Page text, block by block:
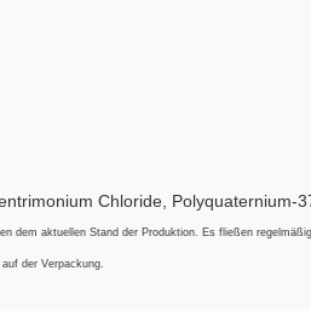
Chloride, Polyquaternium-
dem aktuellen Stand der Produktion. Es fließen
der Verpackung.